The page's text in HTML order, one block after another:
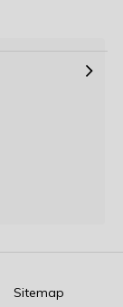
Sitemap